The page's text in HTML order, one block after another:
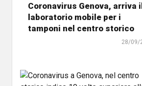
Coronavirus Genova, arriva il
laboratorio mobile per i
tamponi nel centro storico
28/09/